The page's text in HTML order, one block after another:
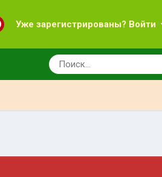
Уже зарегистрированы? Войти